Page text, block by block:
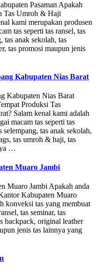
Pasaman Apakah
Tas Umroh & Haji
kami merupakan produsen
tas seperti tas ransel, tas
tas anak sekolah, tas
tas promosi maupun jenis
Kabupaten Nias Barat
Kabupaten Nias Barat
Produksi Tas
Salam kenal kami adalah
macam tas seperti tas
selempang, tas anak sekolah,
tas umroh & haji, tas
…
Muaro Jambi
Muaro Jambi Apakah anda
Kabupaten Muaro
konveksi tas yang membuat
tas seminar, tas
backpack, original leather
jenis tas lainnya yang